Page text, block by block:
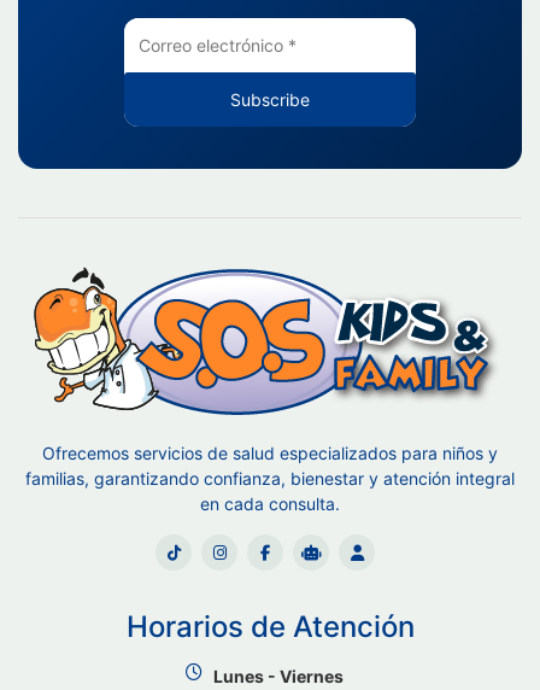
Subscribe
Ofrecemos servicios de salud especializados para niños y
familias, garantizando confianza, bienestar y atención integral
en cada consulta.
Horarios de Atención
Lunes - Viernes